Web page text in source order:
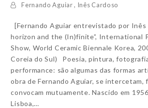
Fernando Aguiar, Inês Cardoso
[Fernando Aguiar entrevistado por
horizon and the (In)finite”, International
Show, World Ceramic Biennale Korea,
Coreia do Sul) Poesia, pintura,
performance: são algumas das formas
obra de Fernando Aguiar, se intercetam,
convocam mutuamente. Nascido em
Lisboa,…